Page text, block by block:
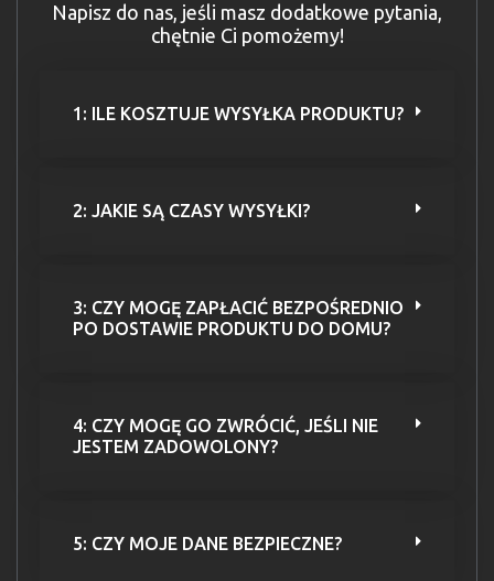
Napisz do nas, jeśli masz dodatkowe pytania,
chętnie Ci pomożemy!
1: ILE KOSZTUJE WYSYŁKA PRODUKTU?
2: JAKIE SĄ CZASY WYSYŁKI?
3: CZY MOGĘ ZAPŁACIĆ BEZPOŚREDNIO
PO DOSTAWIE PRODUKTU DO DOMU?
4: CZY MOGĘ GO ZWRÓCIĆ, JEŚLI NIE
JESTEM ZADOWOLONY?
5: CZY MOJE DANE BEZPIECZNE?